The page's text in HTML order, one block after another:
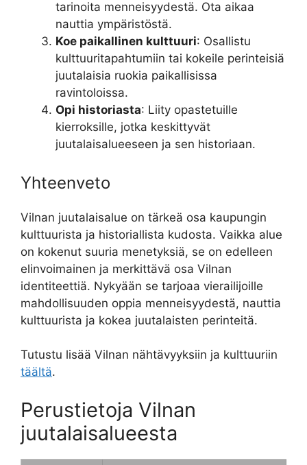
tarinoita menneisyydestä. Ota aikaa
nauttia ympäristöstä.
Koe paikallinen kulttuuri: Osallistu
kulttuuritapahtumiin tai kokeile perinteisiä
juutalaisia ruokia paikallisissa
ravintoloissa.
Opi historiasta: Liity opastetuille
kierroksille, jotka keskittyvät
juutalaisalueeseen ja sen historiaan.
Yhteenveto
Vilnan juutalaisalue on tärkeä osa kaupungin
kulttuurista ja historiallista kudosta. Vaikka alue
on kokenut suuria menetyksiä, se on edelleen
elinvoimainen ja merkittävä osa Vilnan
identiteettiä. Nykyään se tarjoaa vierailijoille
mahdollisuuden oppia menneisyydestä, nauttia
kulttuurista ja kokea juutalaisten perinteitä.
Tutustu lisää Vilnan nähtävyyksiin ja kulttuuriin
täältä.
Perustietoja Vilnan
juutalaisalueesta